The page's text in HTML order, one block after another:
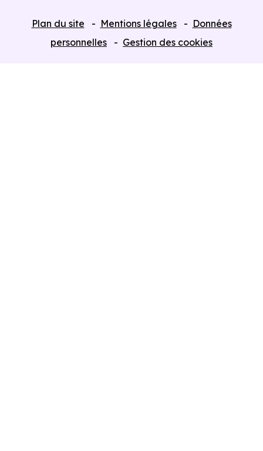
Plan du site Mentions légales
Données
personnelles
Gestion des cookies